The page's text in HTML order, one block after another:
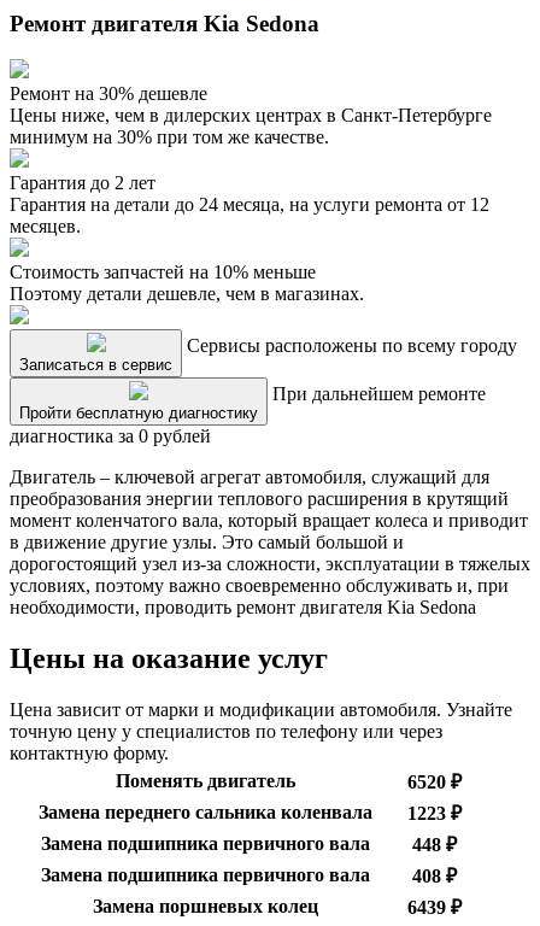
Ремонт двигателя Kia Sedona
Ремонт на 30% дешевле
Цены ниже, чем в дилерских центрах в Санкт-Петербурге
минимум на 30% при том же качестве.
Гарантия до 2 лет
Гарантия на детали до 24 месяца, на услуги ремонта от 12
месяцев.
Стоимость запчастей на 10% меньше
Поэтому детали дешевле, чем в магазинах.
Записаться в сервис
Сервисы расположены по всему городу
Пройти бесплатную диагностику
При дальнейшем ремонте
диагностика за 0 рублей
Двигатель – ключевой агрегат автомобиля, служащий для
преобразования энергии теплового расширения в крутящий
момент коленчатого вала, который вращает колеса и приводит
в движение другие узлы. Это самый большой и
дорогостоящий узел из-за сложности, эксплуатации в тяжелых
условиях, поэтому важно своевременно обслуживать и, при
необходимости, проводить ремонт двигателя Kia Sedona
Цены на оказание услуг
Цена зависит от марки и модификации автомобиля. Узнайте
точную цену у специалистов по телефону или через
контактную форму.
Поменять двигатель
6520 ₽
Замена переднего сальника коленвала
1223 ₽
Замена подшипника первичного вала
448 ₽
Замена подшипника первичного вала
408 ₽
Замена поршневых колец
6439 ₽